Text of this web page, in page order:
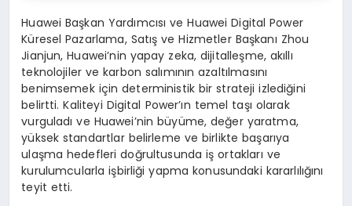
Huawei Başkan Yardımcısı ve Huawei Digital Power
Küresel Pazarlama, Satış ve Hizmetler Başkanı Zhou
Jianjun, Huawei’nin yapay zeka, dijitalleşme, akıllı
teknolojiler ve karbon salımının azaltılmasını
benimsemek için deterministik bir strateji izlediğini
belirtti. Kaliteyi Digital Power’ın temel taşı olarak
vurguladı ve Huawei’nin büyüme, değer yaratma,
yüksek standartlar belirleme ve birlikte başarıya
ulaşma hedefleri doğrultusunda iş ortakları ve
kurulumcularla işbirliği yapma konusundaki kararlılığını
teyit etti.